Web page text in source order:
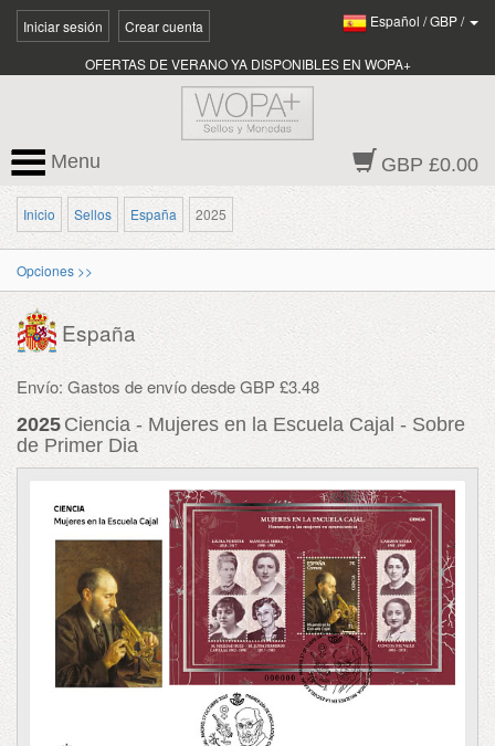
Iniciar sesión Crear cuenta Español /GBP/
OFERTAS DE VERANO YA DISPONIBLES EN WOPA+
GBP £0.00
Menu
Inicio Sellos España 2025
Opciones >>
España
Envío: Gastos de envío desde GBP £3.48
2025 Ciencia - Mujeres en la Escuela Cajal - Sobre
de Primer Dia